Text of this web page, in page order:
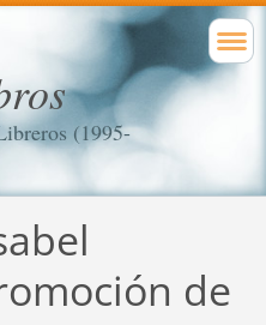
(1995-
de